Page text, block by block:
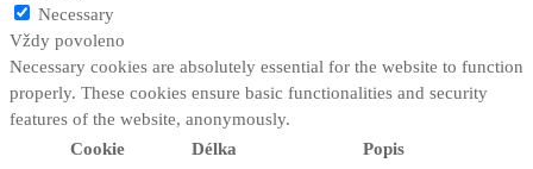
Necessary
Vždy povoleno
Necessary cookies are absolutely essential for the website to function
properly. These cookies ensure basic functionalities and security
features of the website, anonymously.
Cookie
Délka Popis